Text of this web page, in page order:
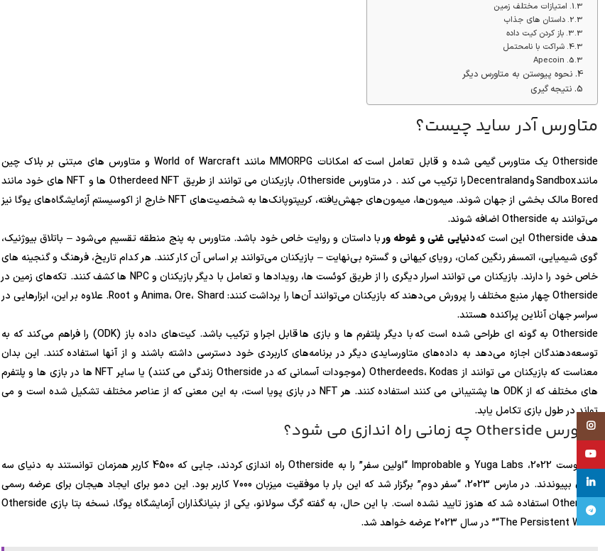
امتیازات مختلف زمین
داستان های جذاب
باز کردن کیت داده
شراکت با نامحتمل
Apecoin
نحوه پیوستن به متاورس دیگر
نتیجه گیری
متاورس آدر ساید چیست؟
Otherside یک متاورس گیمی شده و قابل تعامل است که امکانات MMORPG مانند World of Warcraft و متاورس های مبتنی بر بلاک چین
مانند Sandbox و Decentraland را ترکیب می کند . در متاورس Otherside، بازیکنان می توانند از طریق Otherdeed NFT ها و NFT های خود مانند
Bored مالک بخشی از جهان شوند. میمون‌ها، میمون‌های جهش‌یافته، کریپتوپانک‌ها به شخصیت‌های NFT خارج از اکوسیستم آزمایشگاه‌های یوگا نیز
می‌توانند به Otherside اضافه شوند.
هدف Otherside این است که
دنیایی غنی و غوطه وربا داستان و روایت خاص خود باشد. متاورس به پنج منطقه تقسیم می‌شود – باتلاق بیوژنیک،
گوی شیمیایی، اتمسفر رنگین کمان، رویای کیهانی و گستره بی‌نهایت – بازیکنان می‌توانند بر اساس آن کار کنند. هر کدام تاریخ، فرهنگ و گنجینه های
خاص خود را دارند. بازیکنان می توانند اسرار دیگری را از طریق کوئست ها، رویدادها و تعامل با دیگر بازیکنان و NPC ها کشف کنند. تکه‌های زمین در
Otherside چهار منبع مختلف را پرورش می‌دهند که بازیکنان می‌توانند آن‌ها را برداشت کنند: Anima، Ore، Shard و Root. علاوه بر این، ابزارهایی در
سراسر جهان آنلاین پراکنده هستند.
Otherside به گونه ای طراحی شده است که با دیگر پلتفرم ها و بازی ها قابل اجرا و ترکیب باشد. کیت‌های داده باز (ODK) را فراهم می‌کند که به
توسعه‌دهندگان اجازه می‌دهد به داده‌های متاورسایدی دیگر در برنامه‌های کاربردی خود دسترسی داشته باشند و از آنها استفاده کنند. این بدان
معناست که بازیکنان می توانند از Otherdeeds، Kodas (موجودات آسمانی که در Otherside زندگی می کنند) یا سایر NFT ها در بازی ها و پلتفرم
های مختلف که از ODK ها پشتیبانی می کنند استفاده کنند. هر NFT در بازی پویا است، به این معنی که از عناصر مختلف تشکیل شده است و می
تواند در طول بازی تکامل یابد.
متاورس Otherside چه زمانی راه اندازی می شود؟
در آگوست 2022، Yuga Labs و Improbable “اولین سفر” را به Otherside راه اندازی کردند، جایی که 4500 کاربر همزمان توانستند به دنیای سه
بعدی بپیوندند. در مارس 2023، “سفر دوم” برگزار شد که این بار با موفقیت میزبان 7000 کاربر بود. این دمو برای ایجاد هیجان برای عرضه رسمی
Otherside استفاده شد که هنوز تایید نشده است. با این حال، به گفته گرگ سولانو، یکی از بنیانگذاران آزمایشگاه یوگا، نسخه بتا بازی Otherside
“The Persistent World” در سال 2023 عرضه خواهد شد.
Instagram
linkedin
تلگرام